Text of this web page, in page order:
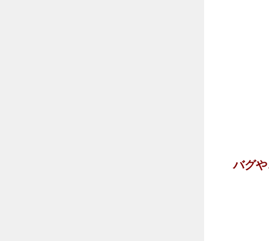
バグ